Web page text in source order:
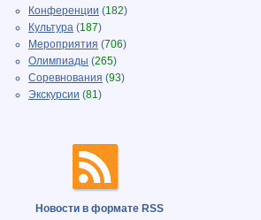
Конференции (182)
Культура (187)
Мероприятия (706)
Олимпиады (265)
Соревнования (93)
Экскурсии (81)
Новости в формате RSS